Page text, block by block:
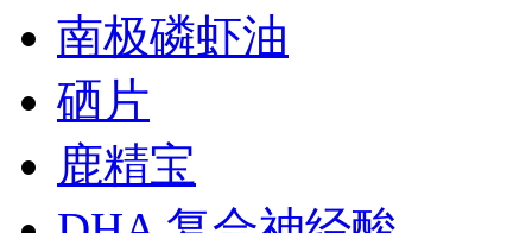
南极磷虾油
硒片
鹿精宝